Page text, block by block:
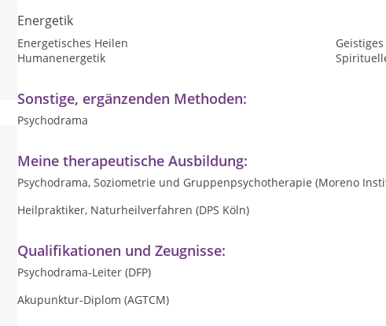
Energetik
Energetisches Heilen
Humanenergetik
Sonstige, ergänzenden Methoden:
Psychodrama
Meine therapeutische Ausbildung:
Psychodrama, Soziometrie und Gruppenpsychotherapie (Moreno
Heilpraktiker, Naturheilverfahren (DPS Köln)
Qualifikationen und Zeugnisse:
Psychodrama-Leiter (DFP)
Akupunktur-Diplom (AGTCM)